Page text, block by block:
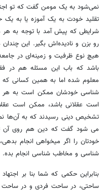
نمی‌شود به یک مومن گفت که تو
تقلید خودت به یک آموزه یا به یک
شرایطی که پیش آمد با توجه به
رو بزن و نادیده‌اش بگیر. این
هیچ نوع ظرفیت و زمینه‌ای در
باشد که باب این مسئله هم
معلوم شده اما به همین کسانی که
شناسی خودشان ممکن است به هر
است عقلانی باشد، ممکن است
تشخیص دینی رسیدند که به آن‌ها
می شود گفت که دین هم روی آن
خودتان را اگر میخواهی انجام
شناسی و مخاطب شناسی انجام بده.
بنابراین حکمی که شما بنا بر
ساحتی، در ساحت فردی و در ساحت